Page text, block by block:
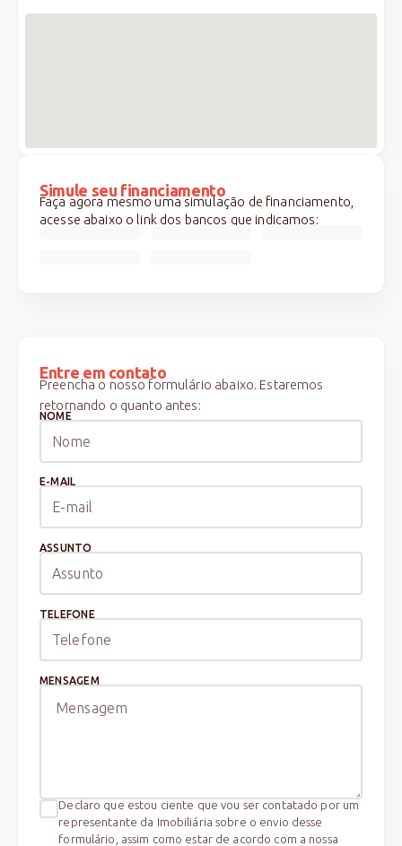
Simule seu financiamento
Faça agora mesmo uma simulação de financiamento,
acesse abaixo o link dos bancos que indicamos:
Entre em contato
Preencha o nosso formulário abaixo. Estaremos
retornando o quanto antes:
NOME
E-MAIL
ASSUNTO
TELEFONE
MENSAGEM
Declaro que estou ciente que vou ser contatado por um
representante da Imobiliária sobre o envio desse
formulário, assim como estar de acordo com a nossa